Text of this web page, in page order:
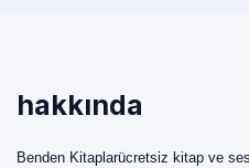
hakkında
Benden Kitaplarücretsiz kitap ve